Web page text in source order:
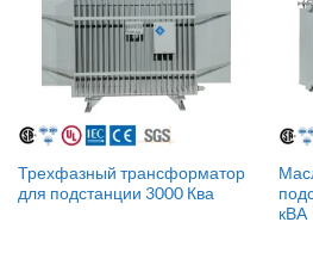
Трехфазный трансформатор
для подстанции 3000 Ква
кВА